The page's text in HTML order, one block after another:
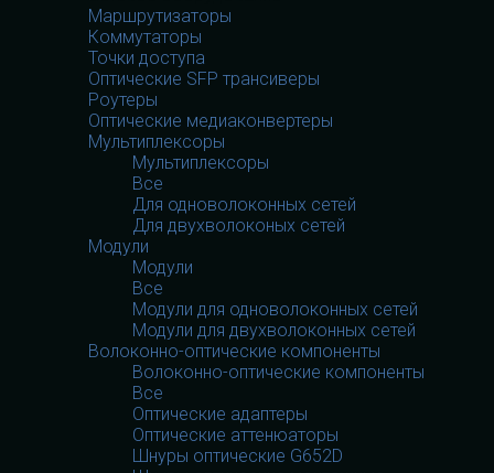
Маршрутизаторы
Коммутаторы
Точки доступа
Оптические SFP трансиверы
Роутеры
Оптические медиаконвертеры
Мультиплексоры
Мультиплексоры
Все
Для одноволоконных сетей
Для двухволоконых сетей
Модули
Модули
Все
Модули для одноволоконных сетей
Модули для двухволоконных сетей
Волоконно-оптические компоненты
Волоконно-оптические компоненты
Все
Оптические адаптеры
Оптические аттенюаторы
Шнуры оптические G652D